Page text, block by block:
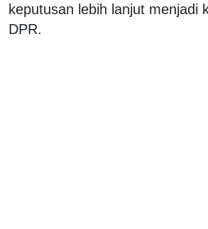
keputusan lebih lanjut menjadi
DPR.